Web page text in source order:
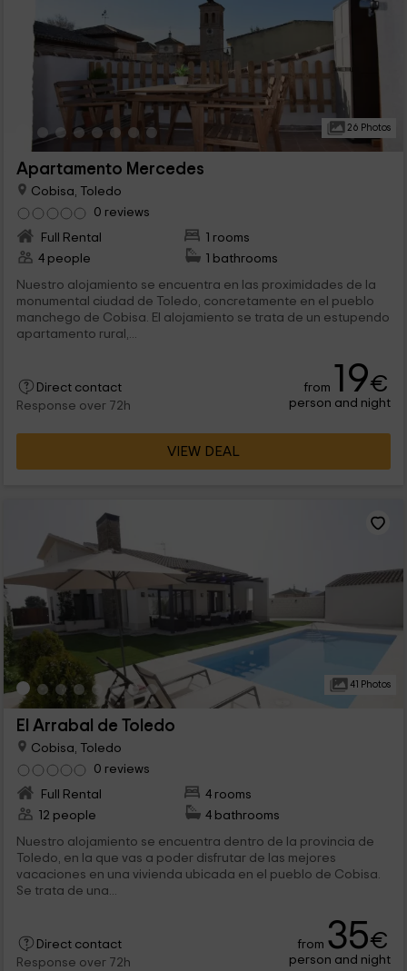
26 Photos
Apartamento Mercedes
Cobisa, Toledo
0 reviews
Full Rental
1 rooms
4 people
1 bathrooms
Nuestro alojamiento se encuentra en las proximidades de la
monumental ciudad de Toledo, concretamente en el pueblo
manchego de Cobisa. El alojamiento se trata de un estupendo
apartamento rural,...
Direct contact
Response over 72h
from 19€
person and night
VIEW DEAL
41 Photos
El Arrabal de Toledo
Cobisa, Toledo
0 reviews
Full Rental
4 rooms
12 people
4 bathrooms
Nuestro alojamiento se encuentra dentro de la provincia de
Toledo, en la que vas a poder disfrutar de las mejores
vacaciones en una vivienda ubicada en el pueblo de Cobisa.
Se trata de una...
Direct contact
Response over 72h
from 35€
person and night